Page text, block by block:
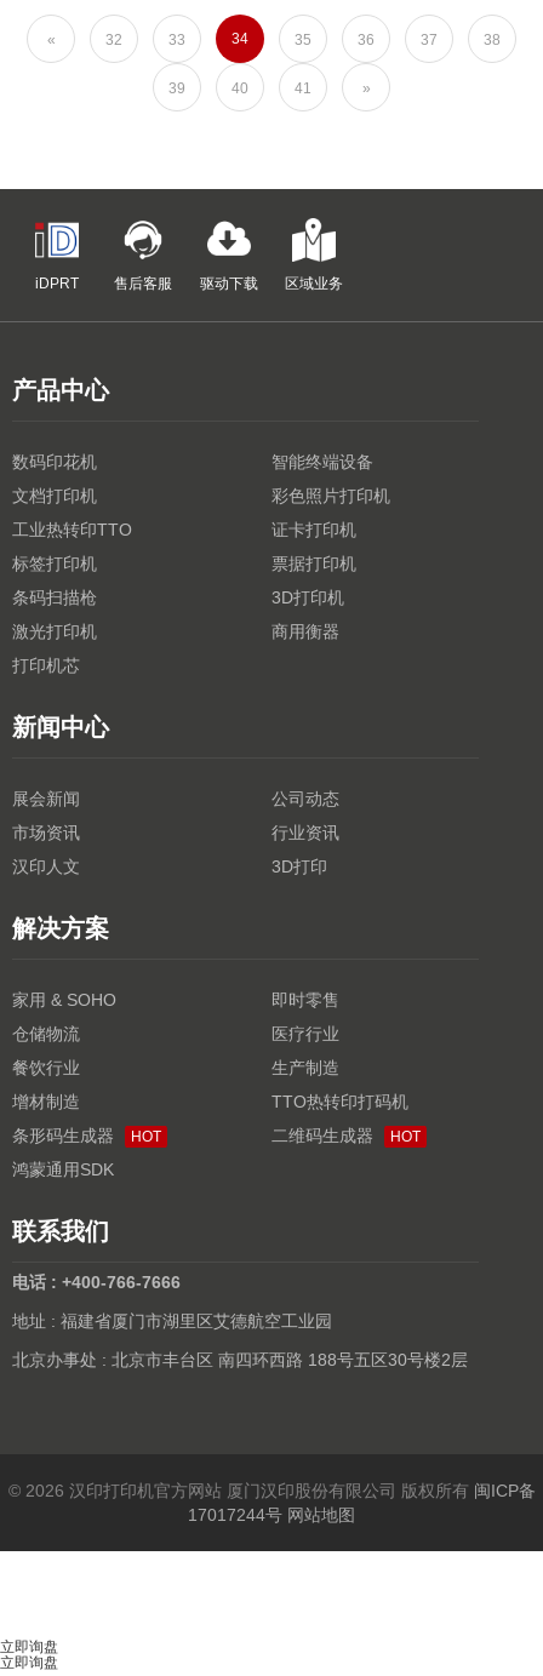
« 32 33 34 35 36 37 38
39 40 41 »
iDPRT 售后客服 驱动下载 区域业务
产品中心
数码印花机
智能终端设备
文档打印机
彩色照片打印机
工业热转印TTO
证卡打印机
标签打印机
票据打印机
条码扫描枪
3D打印机
激光打印机
商用衡器
打印机芯
新闻中心
展会新闻
公司动态
市场资讯
行业资讯
汉印人文
3D打印
解决方案
家用 & SOHO
即时零售
仓储物流
医疗行业
餐饮行业
生产制造
增材制造
TTO热转印打码机
条形码生成器
HOT 二维码生成器 HOT
鸿蒙通用SDK
联系我们
电话 : +400-766-7666
地址 : 福建省厦门市湖里区艾德航空工业园
北京办事处 : 北京市丰台区 南四环西路 188号五区30号楼2层
© 2026 汉印打印机官方网站 厦门汉印股份有限公司 版权所有 闽ICP备
17017244号 网站地图
立即询盘
立即询盘